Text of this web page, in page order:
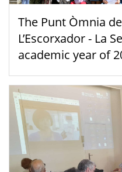
The Punt Òmnia
L’Escorxador - La
academic year of